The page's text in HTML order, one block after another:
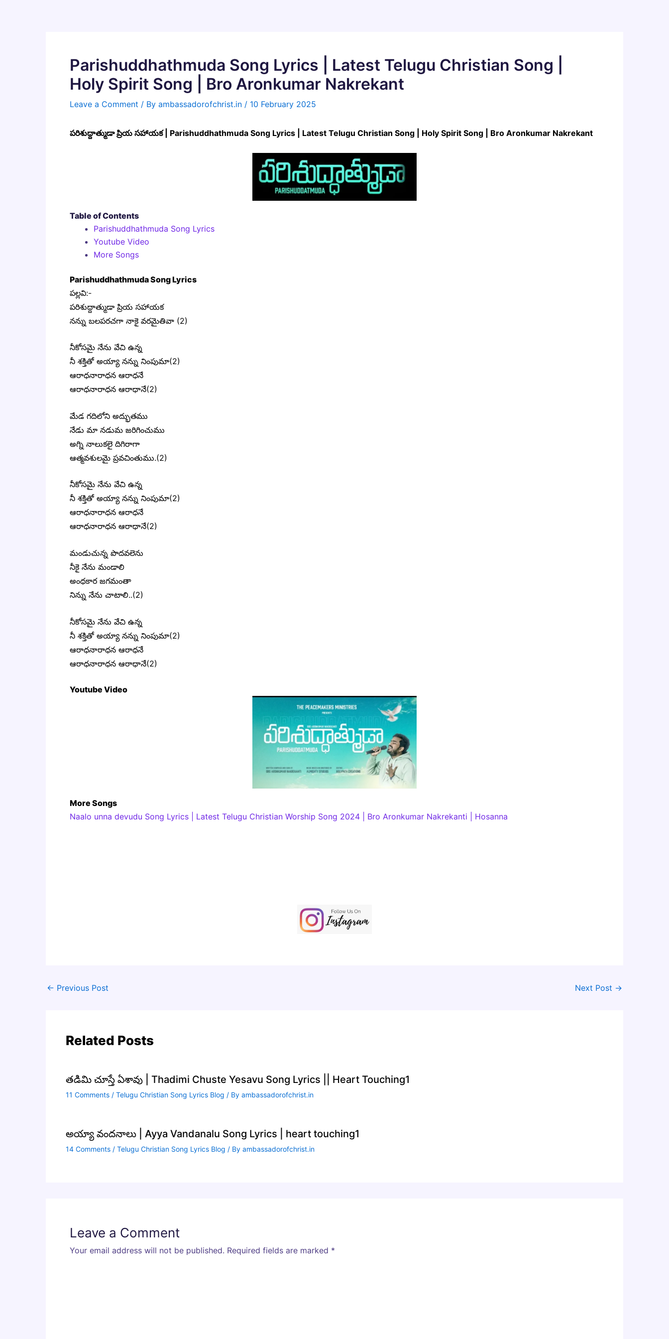
Parishuddhathmuda Song Lyrics | Latest Telugu Christian Song |
Holy Spirit Song | Bro Aronkumar Nakrekant
Leave a Comment / By ambassadorofchrist.in / 10 February 2025
పరిశుద్దాత్ముడా ప్రియ సహాయక | Parishuddhathmuda Song Lyrics | Latest Telugu Christian Song | Holy Spirit Song | Bro Aronkumar Nakrekant
Table of Contents
Parishuddhathmuda Song Lyrics
Youtube Video
More Songs
Parishuddhathmuda Song Lyrics
పల్లవి:-
పరిశుద్దాత్ముడా ప్రియ సహాయక
నన్ను బలపరచగా నాకై వరమైతివా (2)
నీకోసమై నేను వేచి ఉన్న
నీ శక్తితో అయ్యా నన్ను నింపుమా(2)
ఆరాధనారాధన ఆరాధనే
ఆరాధనారాధన ఆరాధానే(2)
మేడ గదిలోని అద్భుతము
నేడు మా నడుమ జరిగించుము
అగ్ని నాలుకలై దిగిరాగా
ఆత్మవశులమై ప్రవచింతుము.(2)
నీకోసమై నేను వేచి ఉన్న
నీ శక్తితో అయ్యా నన్ను నింపుమా(2)
ఆరాధనారాధన ఆరాధనే
ఆరాధనారాధన ఆరాధానే(2)
మండుచున్న పొదవలెను
నీకై నేను మండాలి
అంధకార జగమంతా
నిన్ను నేను చాటాలి..(2)
నీకోసమై నేను వేచి ఉన్న
నీ శక్తితో అయ్యా నన్ను నింపుమా(2)
ఆరాధనారాధన ఆరాధనే
ఆరాధనారాధన ఆరాధానే(2)
Youtube Video
More Songs
Naalo unna devudu Song Lyrics | Latest Telugu Christian Worship Song 2024 | Bro Aronkumar Nakrekanti | Hosanna
← Previous Post Next Post →
Related Posts
తడిమి చూస్తే ఏశావు | Thadimi Chuste Yesavu Song Lyrics || Heart Touching1
11 Comments / Telugu Christian Song Lyrics Blog / By ambassadorofchrist.in
అయ్యా వందనాలు | Ayya Vandanalu Song Lyrics | heart touching1
14 Comments / Telugu Christian Song Lyrics Blog / By ambassadorofchrist.in
Leave a Comment
Your email address will not be published. Required fields are marked *